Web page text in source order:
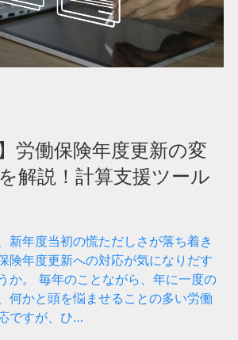
労働保険年度更新の変
解説！計算支援ツール
新年度当初の慌ただしさが落ち着き
険年度更新への対応が気になりだす
か。 毎年のことながら、年に一度の
何かと頭を悩ませることの多い労働
ですが、ひ…